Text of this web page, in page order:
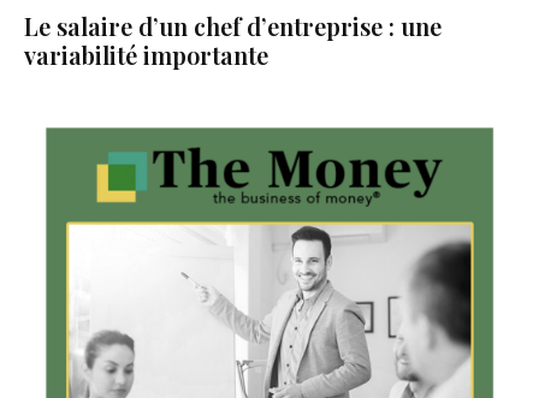
Le salaire d’un chef d’entreprise : une
variabilité importante